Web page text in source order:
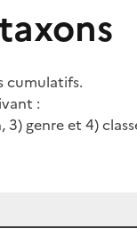
cumulatifs.
:
genre et 4)